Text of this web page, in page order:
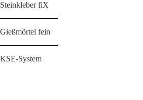
Steinkleber fiX
Gießmörtel fein
KSE-System